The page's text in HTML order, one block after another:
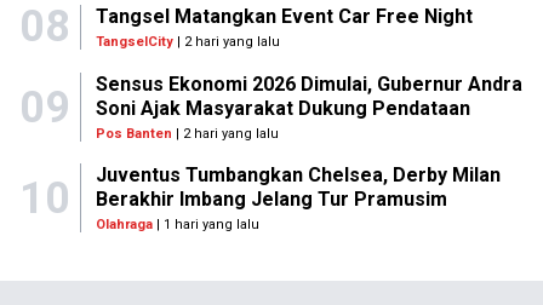
08 Tangsel Matangkan Event Car Free Night
TangselCity | 2 hari yang lalu
09
Sensus Ekonomi 2026 Dimulai, Gubernur Andra
Soni Ajak Masyarakat Dukung Pendataan
Pos Banten | 2 hari yang lalu
10
Juventus Tumbangkan Chelsea, Derby Milan
Berakhir Imbang Jelang Tur Pramusim
Olahraga| 1 hari yang lalu